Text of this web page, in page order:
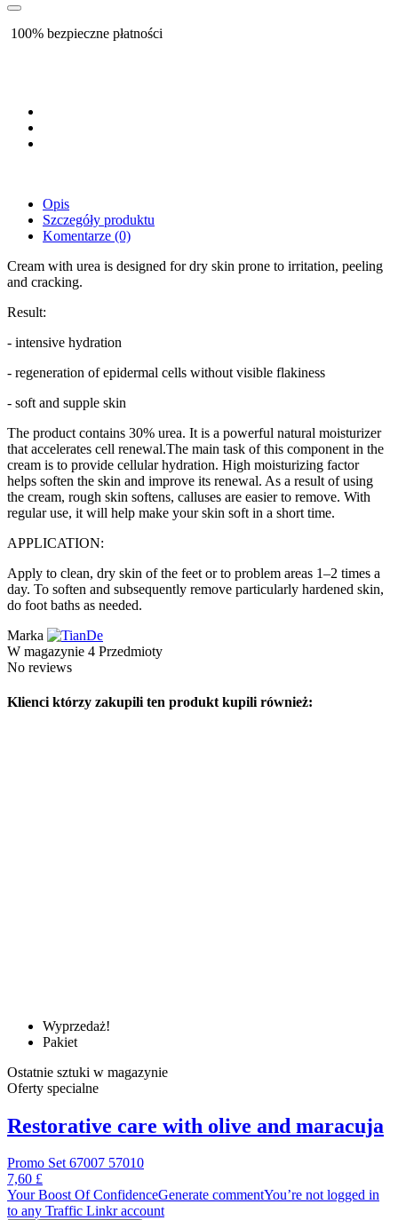
100% bezpieczne płatności
Opis
Szczegóły produktu
Komentarze (0)
Cream with urea is designed for dry skin prone to irritation, peeling
and cracking.
Result:
- intensive hydration
- regeneration of epidermal cells without visible flakiness
- soft and supple skin
The product contains 30% urea. It is a powerful natural moisturizer
that accelerates cell renewal.The main task of this component in the
cream is to provide cellular hydration. High moisturizing factor
helps soften the skin and improve its renewal. As a result of using
the cream, rough skin softens, calluses are easier to remove. With
regular use, it will help make your skin soft in a short time.
APPLICATION:
Apply to clean, dry skin of the feet or to problem areas 1–2 times a
day. To soften and subsequently remove particularly hardened skin,
do foot baths as needed.
Marka
W magazynie 4 Przedmioty
No reviews
Klienci którzy zakupili ten produkt kupili również:
Wyprzedaż!
Pakiet
Ostatnie sztuki w magazynie
Oferty specialne
Restorative care with olive and maracuja
Promo Set 67007 57010
7,60 £
Your Boost Of ConfidenceGenerate commentYou’re not logged in
to any Traffic Linkr account